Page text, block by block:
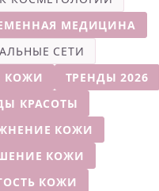
МЕДИЦИНА
СЕТИ
КОЖИ
ТРЕНДЫ 2026
КРАСОТЫ
КОЖИ
КОЖИ
КОЖИ